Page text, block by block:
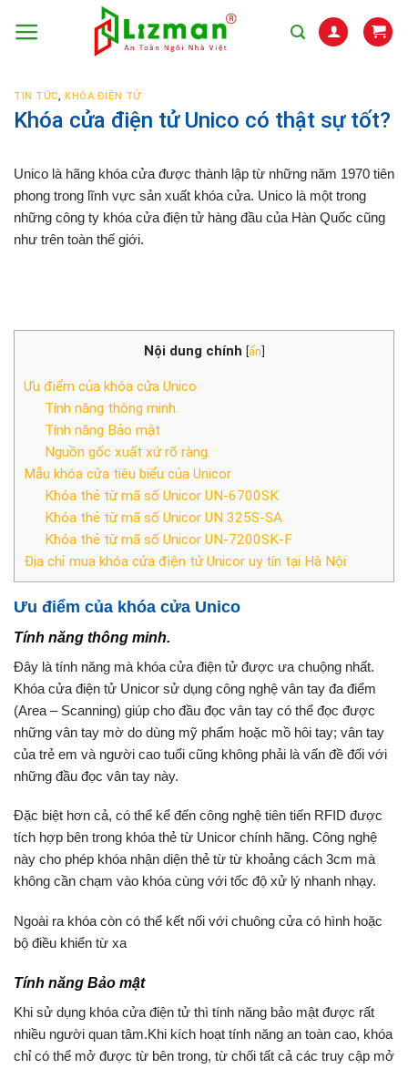
TIN TỨC,KHÓA ĐIỆN TỬ
Khóa cửa điện tử Unico có thật sự tốt?
Unico là hãng khóa cửa được thành lập từ những năm 1970 tiên
phong trong lĩnh vực sản xuất khóa cửa. Unico là một trong
những công ty khóa cửa điện tử hàng đầu của Hàn Quốc cũng
như trên toàn thế giới.
Nội dung chính [ẩn]
Ưu điểm của khóa cửa Unico
Tính năng thông minh.
Tính năng Bảo mật
Nguồn gốc xuất xứ rõ ràng.
Mẫu khóa cửa tiêu biểu của Unicor
Khóa thẻ từ mã số Unicor UN-6700SK
Khóa thẻ từ mã số Unicor UN 325S-SA
Khóa thẻ từ mã số Unicor UN-7200SK-F
Địa chỉ mua khóa cửa điện tử Unicor uy tín tại Hà Nội
Ưu điểm của khóa cửa Unico
Tính năng thông minh.
Đây là tính năng mà khóa cửa điện tử được ưa chuộng nhất.
Khóa cửa điện tử Unicor sử dụng công nghệ vân tay đa điểm
(Area – Scanning) giúp cho đầu đọc vân tay có thể đọc được
những vân tay mờ do dùng mỹ phẩm hoặc mồ hôi tay; vân tay
của trẻ em và người cao tuổi cũng không phải là vấn đề đối với
những đầu đọc vân tay này.
Đặc biệt hơn cả, có thể kể đến công nghệ tiên tiến RFID được
tích hợp bên trong khóa thẻ từ Unicor chính hãng. Công nghệ
này cho phép khóa nhận diện thẻ từ từ khoảng cách 3cm mà
không cần chạm vào khóa cùng với tốc độ xử lý nhanh nhạy.
Ngoài ra khóa còn có thể kết nối với chuông cửa có hình hoặc
bộ điều khiển từ xa
Tính năng Bảo mật
Khi sử dụng khóa cửa điện tử thì tính năng bảo mật được rất
nhiều người quan tâm.Khi kích hoạt tính năng an toàn cao, khóa
chỉ có thể mở được từ bên trong, từ chối tất cả các truy cập mở